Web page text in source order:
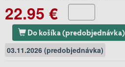
22.95 €
Do košíka (predobjednávka)
03.11.2026 (predobjednávka)